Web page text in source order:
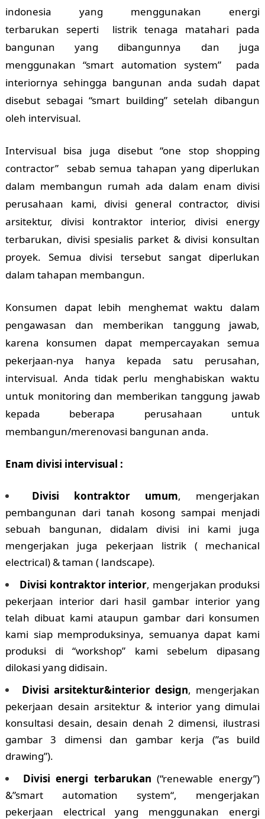
indonesia yang menggunakan energi
terbarukan seperti listrik tenaga matahari pada
bangunan yang dibangunnya dan juga
menggunakan “smart automation system” pada
interiornya sehingga bangunan anda sudah dapat
disebut sebagai “smart building” setelah dibangun
oleh intervisual.
Intervisual bisa juga disebut “one stop shopping
contractor” sebab semua tahapan yang diperlukan
dalam membangun rumah ada dalam enam divisi
perusahaan kami, divisi general contractor, divisi
arsitektur, divisi kontraktor interior, divisi energy
terbarukan, divisi spesialis parket & divisi konsultan
proyek. Semua divisi tersebut sangat diperlukan
dalam tahapan membangun.
Konsumen dapat lebih menghemat waktu dalam
pengawasan dan memberikan tanggung jawab,
karena konsumen dapat mempercayakan semua
pekerjaan-nya hanya kepada satu perusahan,
intervisual. Anda tidak perlu menghabiskan waktu
untuk monitoring dan memberikan tanggung jawab
kepada beberapa perusahaan untuk
membangun/merenovasi bangunan anda.
Enam divisi intervisual :
Divisi kontraktor umum, mengerjakan
pembangunan dari tanah kosong sampai menjadi
sebuah bangunan, didalam divisi ini kami juga
mengerjakan juga pekerjaan listrik ( mechanical
electrical) & taman ( landscape).
Divisi kontraktor interior, mengerjakan produksi
pekerjaan interior dari hasil gambar interior yang
telah dibuat kami ataupun gambar dari konsumen
kami siap memproduksinya, semuanya dapat kami
produksi di “workshop” kami sebelum dipasang
dilokasi yang didisain.
Divisi arsitektur&interior design, mengerjakan
pekerjaan desain arsitektur & interior yang dimulai
konsultasi desain, desain denah 2 dimensi, ilustrasi
gambar 3 dimensi dan gambar kerja (”as build
drawing”).
Divisi energi terbarukan (“renewable energy”)
&”smart automation system“, mengerjakan
pekerjaan electrical yang menggunakan energi